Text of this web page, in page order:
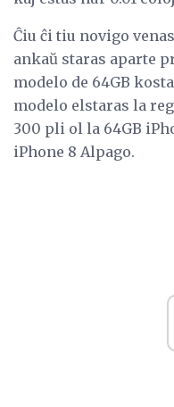
Ĉiu ĉi tiu novigo
ankaŭ staras aparte
modelo de 64GB
modelo elstaras la
300 pli ol la 64GB
iPhone 8 Alpago.